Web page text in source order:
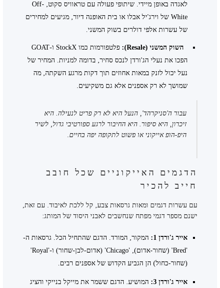
לאגדה באופן מיידי. שיתופי פעולה עם טראוויס סקוט, Off-
White של וירג'יל אבלו או בית האופנה דיור, מגיעים למחירים
של עשרות אלפי דולרים בשוק המשני.
השוק המשני (Resale):
פלטפורמות כמו StockX ו-GOAT
הפכו את נעלי הג'ורדן לנכס סחיר, בדומה למניות. המחיר של
נעל יכול לזנק במאות אחוזים תוך דקות מרגע השקתה, מה
שמושך לא רק אספנים אלא גם משקיעים.
עבור ה'סניקרהד', הנעל היא לא רק פריט לנעילה. היא
זיכרון, היא סיפור. היא החיבור לרגע ספורטיבי גדול, לשיר
היפ-הופ אייקוני או פשוט לתקופה יפה בחיים.
הדגמים האייקוניים שכל חובב
חייב להכיר
עם עשרות דגמים ומאות גרסאות צבע, קל ללכת לאיבוד. עם זאת,
ישנם מספר דגמי מפתח שנחשבים לאבני היסוד של המותג:
אייר ג'ורדן 1:
המקור, המורד. הדגם שהתחיל הכל. גרסאות ה-
'Bred' (שחור-אדום), 'Chicago' (אדום-לבן-שחור) ו-'Royal'
(שחור-כחול) הן הגביע הקדוש של אספנים רבים.
אייר ג'ורדן 3: המושיע. הדגם ששמר את מייקל בנייקי והציג